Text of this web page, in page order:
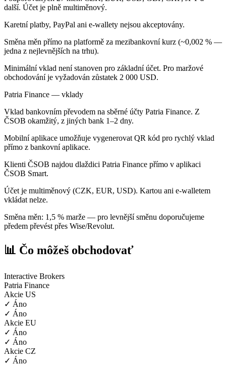
další. Účet je plně multiměnový.
Karetní platby, PayPal ani e-wallety nejsou akceptovány.
Směna měn přímo na platformě za mezibankovní kurz (~0,002 % —
jedna z nejlevnějších na trhu).
Minimální vklad není stanoven pro základní účet. Pro maržové
obchodování je vyžadován zůstatek 2 000 USD.
Patria Finance — vklady
Vklad bankovním převodem na sběrné účty Patria Finance. Z
ČSOB okamžitý, z jiných bank 1–2 dny.
Mobilní aplikace umožňuje vygenerovat QR kód pro rychlý vklad
přímo z bankovní aplikace.
Klienti ČSOB najdou dlaždici Patria Finance přímo v aplikaci
ČSOB Smart.
Účet je multiměnový (CZK, EUR, USD). Kartou ani e-walletem
vkládat nelze.
Směna měn: 1,5 % marže — pro levnější směnu doporučujeme
předem převést přes Wise/Revolut.
📊 Čo môžeš obchodovať
Interactive Brokers
Patria Finance
Akcie US
✓ Áno
✓ Áno
Akcie EU
✓ Áno
✓ Áno
Akcie CZ
✓ Áno